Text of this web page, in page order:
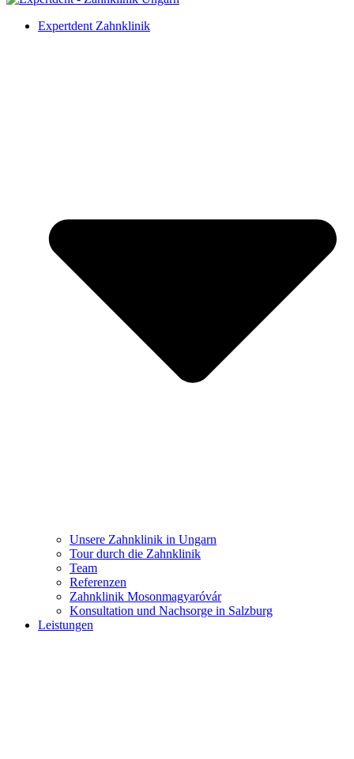
Expertdent Zahnklinik
Unsere Zahnklinik in Ungarn
Tour durch die Zahnklinik
Team
Referenzen
Zahnklinik Mosonmagyaróvár
Konsultation und Nachsorge in Salzburg
Leistungen